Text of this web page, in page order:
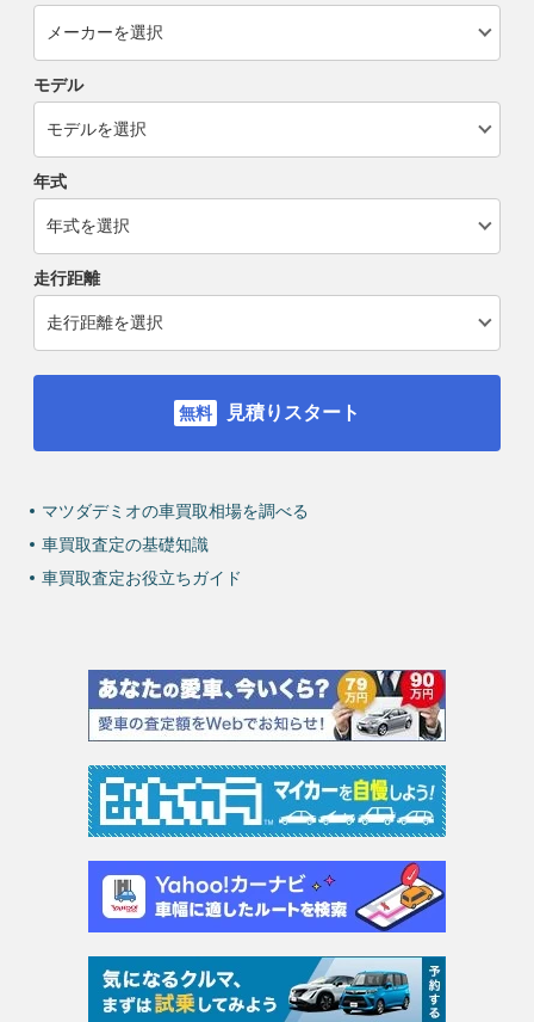
モデル
年式
走行距離
見積りスタート
マツダデミオの車買取相場を調べる
車買取査定の基礎知識
車買取査定お役立ちガイド